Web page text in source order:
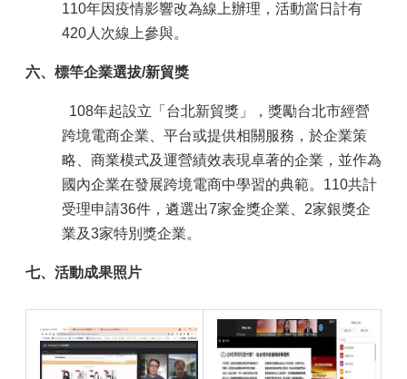
110年因疫情影響改為線上辦理，活動當日計有
420人次線上參與。
六、標竿企業選拔/新貿獎
108年起設立「台北新貿獎」，獎勵台北市經營
跨境電商企業、平台或提供相關服務，於企業策
略、商業模式及運營績效表現卓著的企業，並作為
國內企業在發展跨境電商中學習的典範。110共計
受理申請36件，遴選出7家金獎企業、2家銀獎企
業及3家特別獎企業。
七、活動成果照片